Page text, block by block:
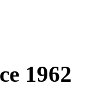
1962